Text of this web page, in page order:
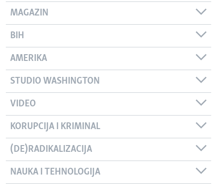
MAGAZIN
BIH
AMERIKA
STUDIO WASHINGTON
VIDEO
KORUPCIJA I KRIMINAL
(DE)RADIKALIZACIJA
NAUKA I TEHNOLOGIJA